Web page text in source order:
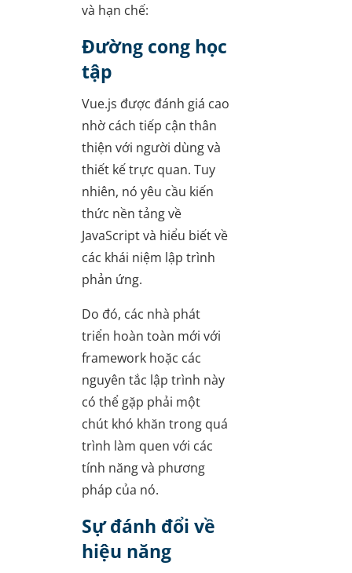
và hạn chế:
Đường cong học
tập
Vue.js được đánh giá cao
nhờ cách tiếp cận thân
thiện với người dùng và
thiết kế trực quan. Tuy
nhiên, nó yêu cầu kiến
thức nền tảng về
JavaScript và hiểu biết về
các khái niệm lập trình
phản ứng.
Do đó, các nhà phát
triển hoàn toàn mới với
framework hoặc các
nguyên tắc lập trình này
có thể gặp phải một
chút khó khăn trong quá
trình làm quen với các
tính năng và phương
pháp của nó.
Sự đánh đổi về
hiệu năng